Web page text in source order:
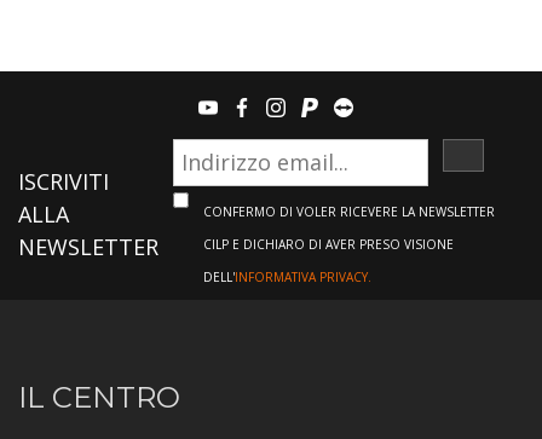
youtubefacebook
instagram
paypalteamviewer
ISCRIVITI
ALLA
NEWSLETTER
CONFERMO DI VOLER RICEVERE LA NEWSLETTER
CILP E DICHIARO DI AVER PRESO VISIONE
DELL'INFORMATIVA PRIVACY.
Informazioni
sulIL CENTRO